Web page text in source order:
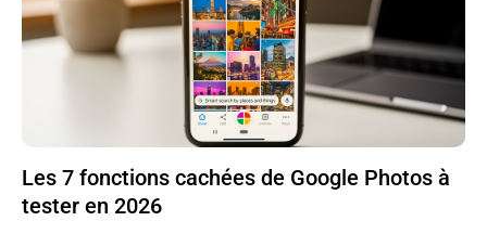
Les 7 fonctions cachées de Google Photos à
tester en 2026